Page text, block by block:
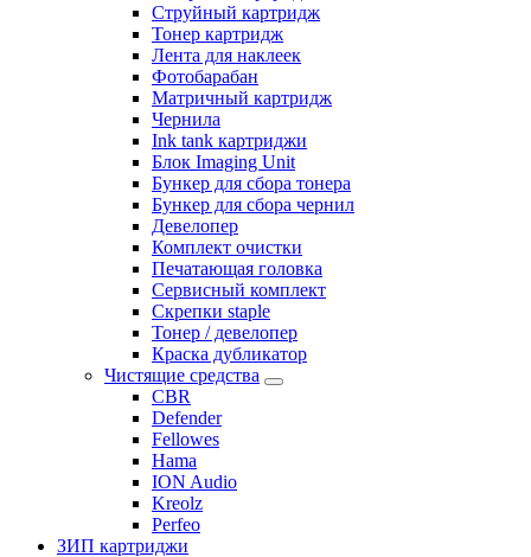
Струйный картридж
Тонер картридж
Лента для наклеек
Фотобарабан
Матричный картридж
Чернила
Ink tank картриджи
Блок Imaging Unit
Бункер для сбора тонера
Бункер для сбора чернил
Девелопер
Комплект очистки
Печатающая головка
Сервисный комплект
Скрепки staple
Тонер / девелопер
Краска дубликатор
Чистящие средства
CBR
Defender
Fellowes
Hama
ION Audio
Kreolz
Perfeo
ЗИП картриджи